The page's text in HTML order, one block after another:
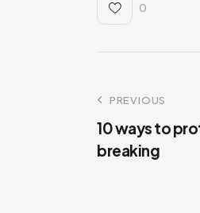
0
PREVIOUS
10 ways to
breaking